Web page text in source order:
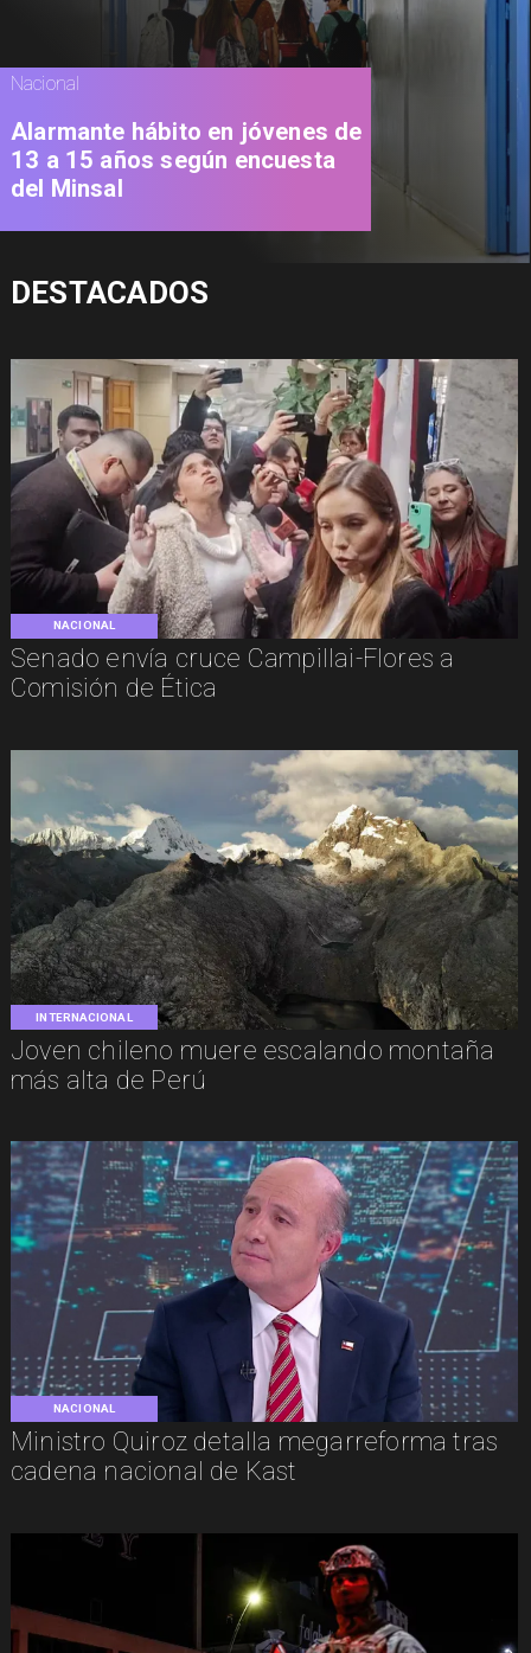
NACIONAL
Senado envía cruce Campillai-Flores a
Comisión de Ética
INTERNACIONAL
Joven chileno muere escalando montaña
más alta de Perú
NACIONAL
Ministro Quiroz detalla megarreforma tras
cadena nacional de Kast
Nacional
Alarmante hábito en jóvenes de
13 a 15 años según encuesta
del Minsal
DESTACADOS